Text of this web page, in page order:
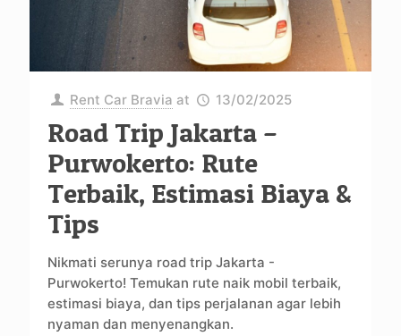
Rent Car Bravia at 13/02/2025
Road Trip Jakarta –
Purwokerto: Rute
Terbaik, Estimasi Biaya &
Tips
Nikmati serunya road trip Jakarta -
Purwokerto! Temukan rute naik mobil terbaik,
estimasi biaya, dan tips perjalanan agar lebih
nyaman dan menyenangkan.